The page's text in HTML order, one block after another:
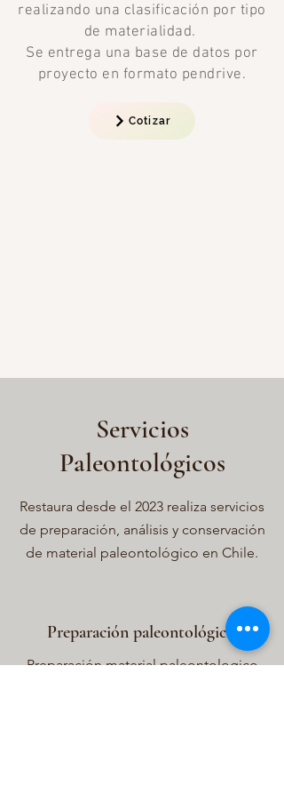
realizando una clasificación por tipo
de materialidad.
Se entrega una base de datos por
proyecto en formato pendrive.
Cotizar
Servicios
Paleontológicos
Restaura desde el 2023 realiza servicios
de preparación, análisis y conservación
de material paleontológico en Chile.
Preparación paleontológica
Preparación material paleontologico